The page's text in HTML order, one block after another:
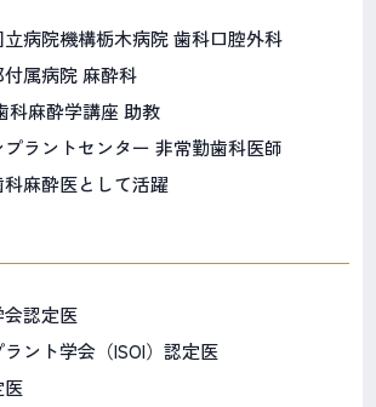
立病院機構栃木病院 歯科口腔外科
付属病院 麻酔科
科麻酔学講座 助教
プラントセンター 非常勤歯科医師
科麻酔医として活躍
会認定医
ント学会（ISOI）認定医
医